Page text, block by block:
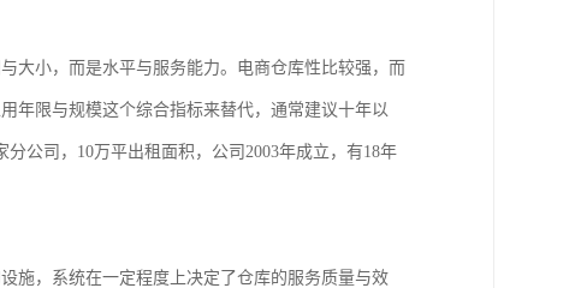
大小，而是水平与服务能力。电商仓库性比较强，而
年限与规模这个综合指标来替代，通常建议十年以
公司，10万平出租面积，公司2003年成立，有18年
施，系统在一定程度上决定了仓库的服务质量与效